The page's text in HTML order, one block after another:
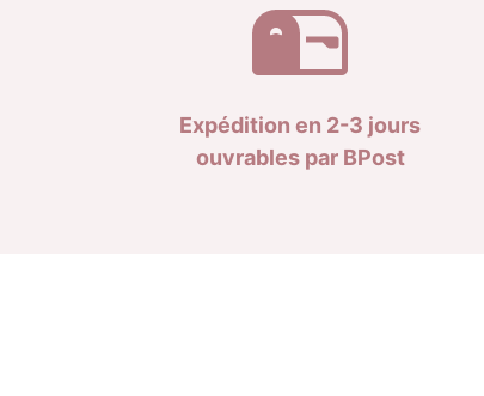
Expédition en 2-3 jours
ouvrables par BPost